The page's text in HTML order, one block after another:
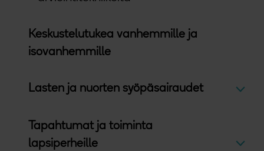
Keskustelutukea vanhemmille ja
isovanhemmille
Lasten ja nuorten syöpäsairaudet Avaa
Tapahtumat ja toiminta
lapsiperheille
Avaa